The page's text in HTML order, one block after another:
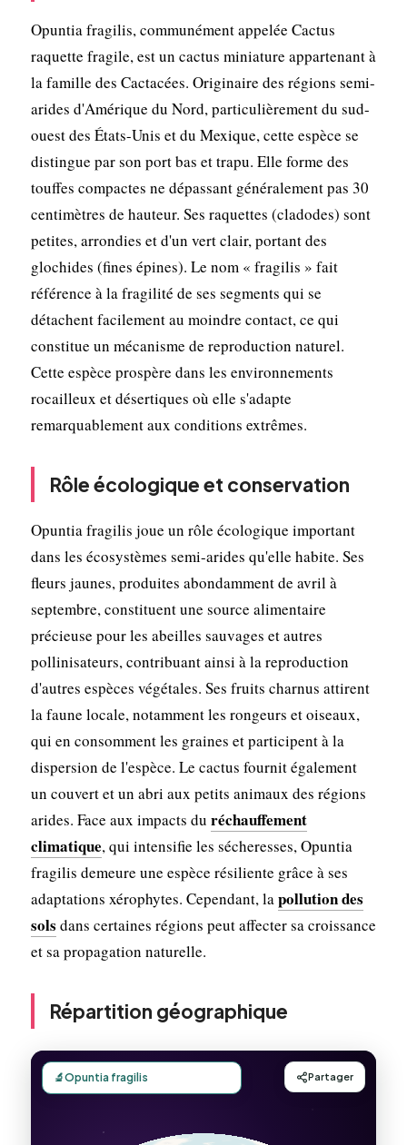
Opuntia fragilis, communément appelée Cactus
raquette fragile, est un cactus miniature appartenant à
la famille des Cactacées. Originaire des régions semi-
arides d'Amérique du Nord, particulièrement du sud-
ouest des États-Unis et du Mexique, cette espèce se
distingue par son port bas et trapu. Elle forme des
touffes compactes ne dépassant généralement pas 30
centimètres de hauteur. Ses raquettes (cladodes) sont
petites, arrondies et d'un vert clair, portant des
glochides (fines épines). Le nom « fragilis » fait
référence à la fragilité de ses segments qui se
détachent facilement au moindre contact, ce qui
constitue un mécanisme de reproduction naturel.
Cette espèce prospère dans les environnements
rocailleux et désertiques où elle s'adapte
remarquablement aux conditions extrêmes.
Rôle écologique et conservation
Opuntia fragilis joue un rôle écologique important
dans les écosystèmes semi-arides qu'elle habite. Ses
fleurs jaunes, produites abondamment de avril à
septembre, constituent une source alimentaire
précieuse pour les abeilles sauvages et autres
pollinisateurs, contribuant ainsi à la reproduction
d'autres espèces végétales. Ses fruits charnus attirent
la faune locale, notamment les rongeurs et oiseaux,
qui en consomment les graines et participent à la
dispersion de l'espèce. Le cactus fournit également
un couvert et un abri aux petits animaux des régions
arides. Face aux impacts du réchauffement
climatique, qui intensifie les sécheresses, Opuntia
fragilis demeure une espèce résiliente grâce à ses
adaptations xérophytes. Cependant, lapollution des
sols dans certaines régions peut affecter sa croissance
et sa propagation naturelle.
Répartition géographique